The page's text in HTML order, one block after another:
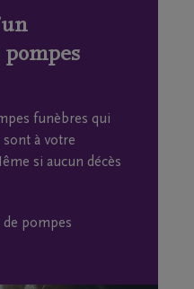
funèbres qui
sont à votre
si aucun décès
de pompes